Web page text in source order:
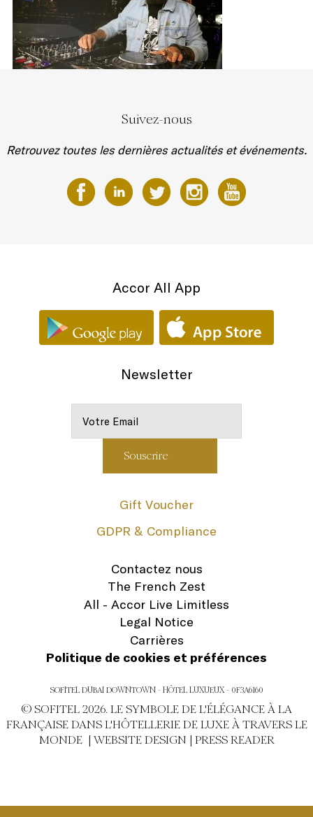
Suivez-nous
Retrouvez toutes les dernières actualités et événements.
Accor All App
Newsletter
Gift Voucher
GDPR & Compliance
Contactez nous
The French Zest
All - Accor Live Limitless
Legal Notice
Carrières
Politique de cookies et préférences
SOFITEL DUBAI DOWNTOWN - HÔTEL LUXUEUX - 0F3A6160
© SOFITEL 2026. LE SYMBOLE DE L'ÉLÉGANCE À LA
FRANÇAISE DANS L'HÔTELLERIE DE LUXE À TRAVERS LE
MONDE | WEBSITE DESIGN | PRESS READER